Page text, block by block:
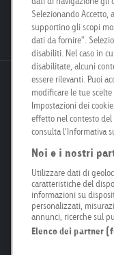
Poster Safari
Goldbach Neo OOH AG
Bösch 67
6331 Hünenberg
+41 58 455 50
Directions
Selezionando
supportino gli scopi
dati da fornire".
disabiliti. Nel caso in
disabilitate, alcuni
essere rilevanti. Puoi
modificare le tue
Impostazioni dei
effetto nel contesto
consulta l'Informativa
Noi e i nostri
Utilizzare dati di
caratteristiche del
informazioni su
personalizzati,
annunci, ricerche sul
Elenco dei partner